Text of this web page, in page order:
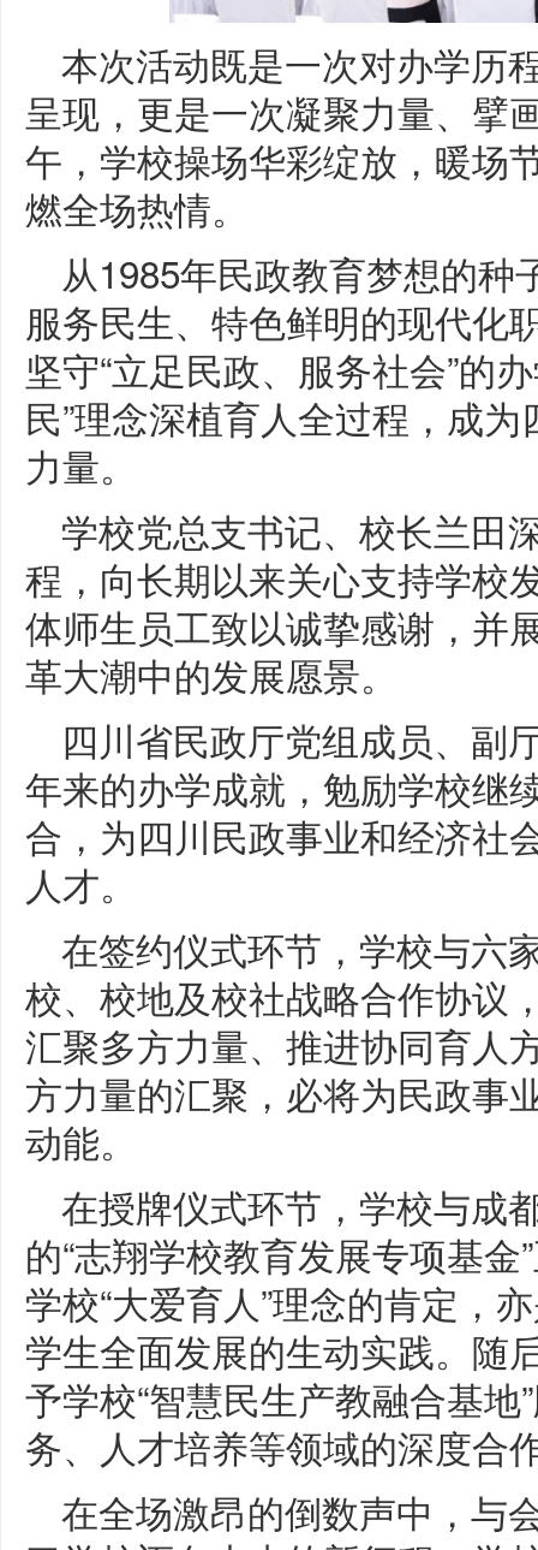
本次活动既是一次对办学历
呈现，更是一次凝聚力量、擘
午，学校操场华彩绽放，暖场
燃全场热情。
从1985年民政教育梦想的
服务民生、特色鲜明的现代化
坚守“立足民政、服务社会”的
民”理念深植育人全过程，成
力量。
学校党总支书记、校长兰田
程，向长期以来关心支持学校
体师生员工致以诚挚感谢，并
革大潮中的发展愿景。
四川省民政厅党组成员、副
年来的办学成就，勉励学校继
合，为四川民政事业和经济社
人才。
在签约仪式环节，学校与六
校、校地及校社战略合作协议
汇聚多方力量、推进协同育人
方力量的汇聚，必将为民政事
动能。
在授牌仪式环节，学校与成
的“志翔学校教育发展专项基
学校“大爱育人”理念的肯定，
学生全面发展的生动实践。随
予学校“智慧民生产教融合基
务、人才培养等领域的深度合
在全场激昂的倒数声中，与